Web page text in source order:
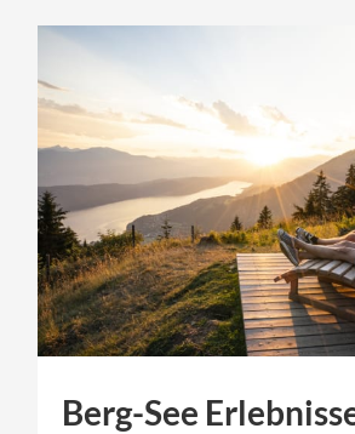
Angebotsdetails für
Berg-See